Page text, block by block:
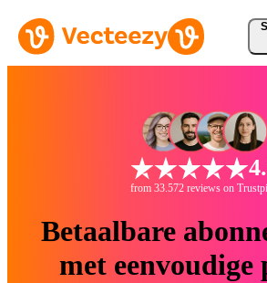
from 33.572 reviews on
Betaalbare
met eenvoudige